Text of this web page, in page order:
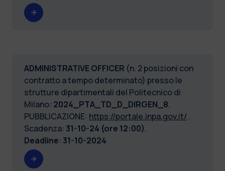
ADMINISTRATIVE OFFICER (n. 2 posizioni con
contratto a tempo determinato) presso le
strutture dipartimentali del Politecnico di
Milano: 2024_PTA_TD_D_DIRGEN_8.
PUBBLICAZIONE: https://portale.inpa.gov.it/ .
Scadenza: 31-10-24 (ore 12:00).
Deadline: 31-10-2024